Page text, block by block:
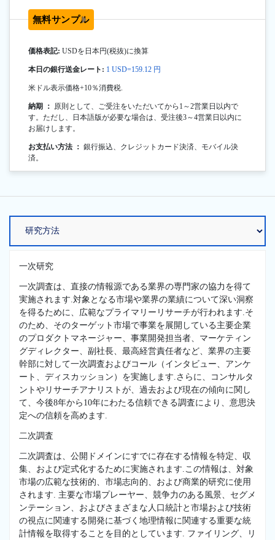
無料サンプル
価格表記: USDを日本円(税抜)に換算
本日の銀行送金レート: 1 USD=159.12 円
米ドル表示価格+10％消費税.
納期 ： 原則として、ご受注をいただいてから1～2営業日以内で
す。ただし、日本語版が必要な場合は、受注後3～4営業日以内に
お届けします。
お支払い方法 ： 銀行振込、クレジットカード決済、モバイル決
済。
一次研究
一次調査は、直接の情報源である業界の専門家の協力を得て
実施されます.対象となる市場や業界の業績について深い洞察
を得るために、広範なプライマリーリサーチが行われます.そ
のため、そのターゲット市場で事業を展開している主要企業
のプロダクトマネージャー、事業開発担当者、マーケティン
グディレクター、副社長、最高経営責任者など、業界の主要
幹部に対して一次調査およびコール（インタビュー、アンケ
ート、ディスカッション）を実施します.さらに、コンサルタ
ントやリサーチアナリストが、過去および現在の傾向に関し
て、今後8年から10年にわたる信頼できる調査により、意思決
定への信頼を高めます.
二次調査
二次調査は、公開ドメインにすでに存在する情報を特定、収
集、および定式化するために実施されます.この情報は、対象
市場の広範な技術的、市場志向的、および商業的研究に使用
されます. 主要な市場プレーヤー、競争力のある風景、セグメ
ンテーション、およびさまざまな人口統計と市場および技術
の視点に関連する開発に基づく地理情報に関連する重要な統
計情報を取得することを目的としています. ファイリング、リ